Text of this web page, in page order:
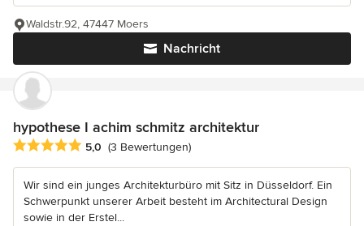
Nachricht
Waldstr.92, 47447 Moers
hypothese I achim schmitz architektur
Durchschnittliche Bewertung: 5 von 5 Sternen
5,0 (3 Bewertungen)
Wir sind ein junges Architekturbüro mit Sitz in Düsseldorf. Ein
Schwerpunkt unserer Arbeit besteht im Architectural Design
sowie in der Erstel...